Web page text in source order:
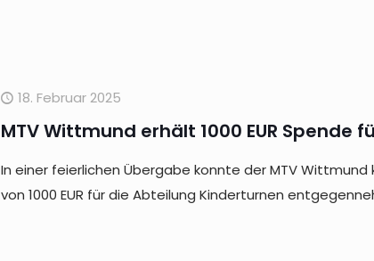
18. Februar 2025
MTV Wittmund erhält 1000 EUR Spende
In einer feierlichen Übergabe konnte der MTV
von 1000 EUR für die Abteilung Kinderturnen